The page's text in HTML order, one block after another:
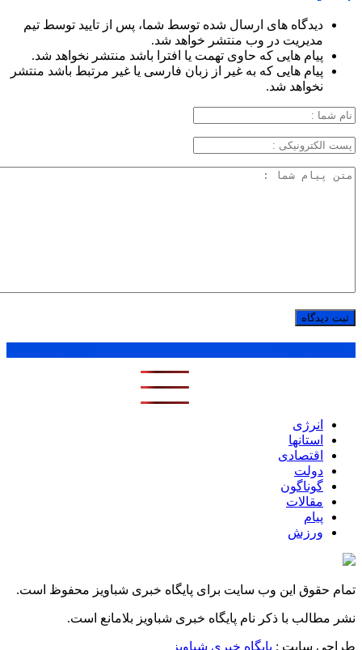
دیدگاه های ارسال شده توسط شما، پس از تایید توسط تیم
مدیریت در وب منتشر خواهد شد.
پیام هایی که حاوی تهمت یا افترا باشد منتشر نخواهد شد.
پیام هایی که به غیر از زبان فارسی یا غیر مرتبط باشد منتشر
نخواهد شد.
انرژی
استانها
اقتصادی
دولت
گوناگون
مقالات
پیام
ورزش
تمام حقوق این وب سایت برای پایگاه خبری شباویز محفوظ است.
نشر مطالب با ذکر نام پایگاه خبری شباویز بلامانع است.
طراحی سایت : پایگاه خبری شباویز